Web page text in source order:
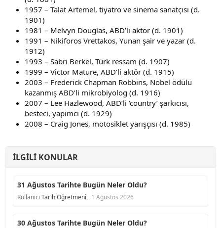
1957 – Talat Artemel, tiyatro ve sinema sanatçısı (d.
1901)
1981 – Melvyn Douglas, ABD’li aktör (d. 1901)
1991 – Nikiforos Vrettakos, Yunan şair ve yazar (d.
1912)
1993 – Sabri Berkel, Türk ressam (d. 1907)
1999 – Victor Mature, ABD’li aktör (d. 1915)
2003 – Frederick Chapman Robbins, Nobel ödülü
kazanmış ABD’li mikrobiyolog (d. 1916)
2007 – Lee Hazlewood, ABD’li ‘country’ şarkıcısı,
besteci, yapımcı (d. 1929)
2008 – Craig Jones, motosiklet yarışçısı (d. 1985)
İLGILI KONULAR
31 Ağustos Tarihte Bugün Neler Oldu?
Kullanıcı Tarih Öğretmeni, 1 Ağustos 2026
30 Ağustos Tarihte Bugün Neler Oldu?